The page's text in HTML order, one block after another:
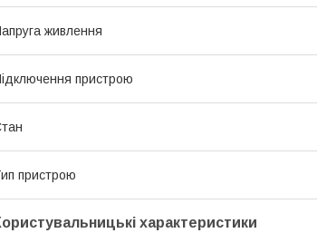
живлення
пристрою
пристрою
характеристики